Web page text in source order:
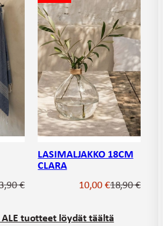
€Alkuperäinen
13,90 €.
Nykyinen
10,00 €.
LASIMALJAKKO 18CM
CLARA
18,90€
10,00€
ALE tuotteet löydät täältä